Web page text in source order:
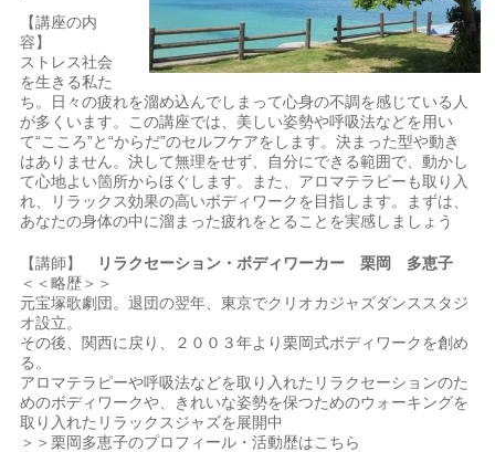
【講座の内
容】
ストレス社会
を生きる私た
ち。日々の疲れを溜め込んでしまって心身の不調を感じている人
が多くいます。この講座では、美しい姿勢や呼吸法などを用い
て“こころ”と“からだ”のセルフケアをします。決まった型や動き
はありません。決して無理をせず、自分にできる範囲で、動かし
て心地よい箇所からほぐします。また、アロマテラピーも取り入
れ、リラックス効果の高いボディワークを目指します。まずは、
あなたの身体の中に溜まった疲れをとることを実感しましょう
【講師】
リラクセーション・ボディワーカー 栗岡 多恵子
＜＜略歴＞＞
元宝塚歌劇団。退団の翌年、東京でクリオカジャズダンススタジ
オ設立。
その後、関西に戻り、２００３年より栗岡式ボディワークを創め
る。
アロマテラピーや呼吸法などを取り入れたリラクセーションのた
めのボディワークや、きれいな姿勢を保つためのウォーキングを
取り入れたリラックスジャズを展開中
＞＞栗岡多恵子のプロフィール・活動歴はこちら